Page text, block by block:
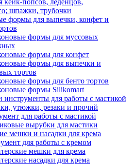
кейк-попсов, леденцов,
шпажки, трубочки
формы для выпечки, конфет и
формы для муссовых
формы для конфет
формы для выпечки и
тортов
формы для бенто тортов
формы Silikomart
инструменты для работы с мастикой
утюжки, резаки и прочий
для работы с мастикой
вырубки для мастики
мешки и насадки для крема
для работы с кремом
мешки для крема
насадки для крема